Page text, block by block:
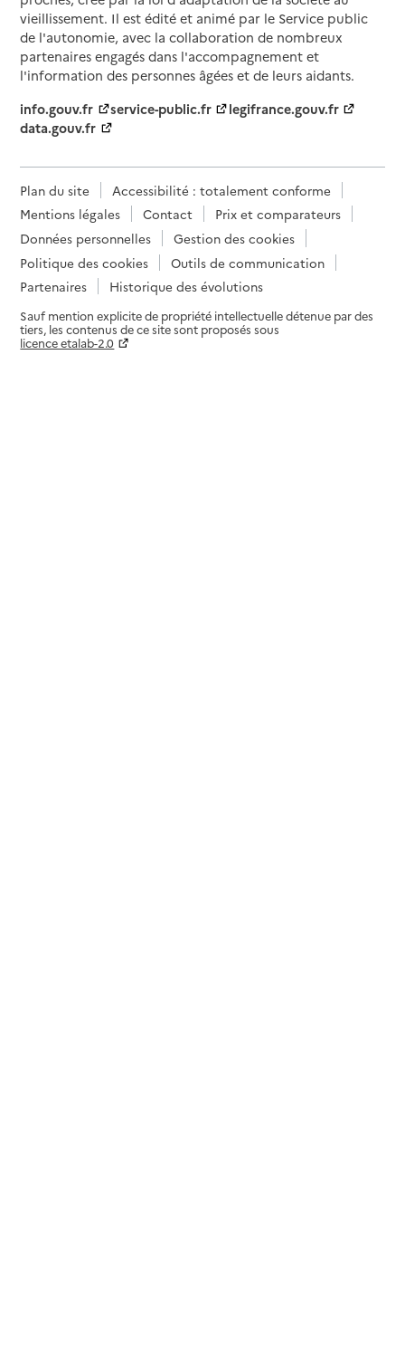
vieillissement. Il est édité et animé par le Service public
de l'autonomie, avec la collaboration de nombreux
partenaires engagés dans l'accompagnement et
l'information des personnes âgées et de leurs aidants.
info.gouv.fr
service-public.fr
legifrance.gouv.fr
data.gouv.fr
Plan du site
Accessibilité : totalement conforme
Mentions légales
Contact
Prix et comparateurs
Données personnelles
Gestion des cookies
Politique des cookies
Outils de communication
Partenaires
Historique des évolutions
Sauf mention explicite de propriété intellectuelle détenue par des
tiers, les contenus de ce site sont proposés sous
licence etalab-2.0